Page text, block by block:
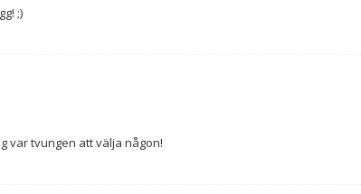
;)
var tvungen att välja någon!